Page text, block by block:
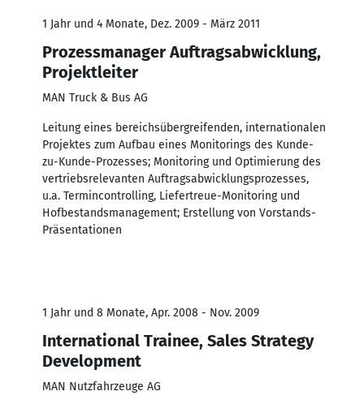
1 Jahr und 4 Monate, Dez. 2009 - März 2011
Prozessmanager Auftragsabwicklung,
Projektleiter
MAN Truck & Bus AG
Leitung eines bereichsübergreifenden, internationalen
Projektes zum Aufbau eines Monitorings des Kunde-
zu-Kunde-Prozesses; Monitoring und Optimierung des
vertriebsrelevanten Auftragsabwicklungsprozesses,
u.a. Termincontrolling, Liefertreue-Monitoring und
Hofbestandsmanagement; Erstellung von Vorstands-
Präsentationen
1 Jahr und 8 Monate, Apr. 2008 - Nov. 2009
International Trainee, Sales Strategy
Development
MAN Nutzfahrzeuge AG